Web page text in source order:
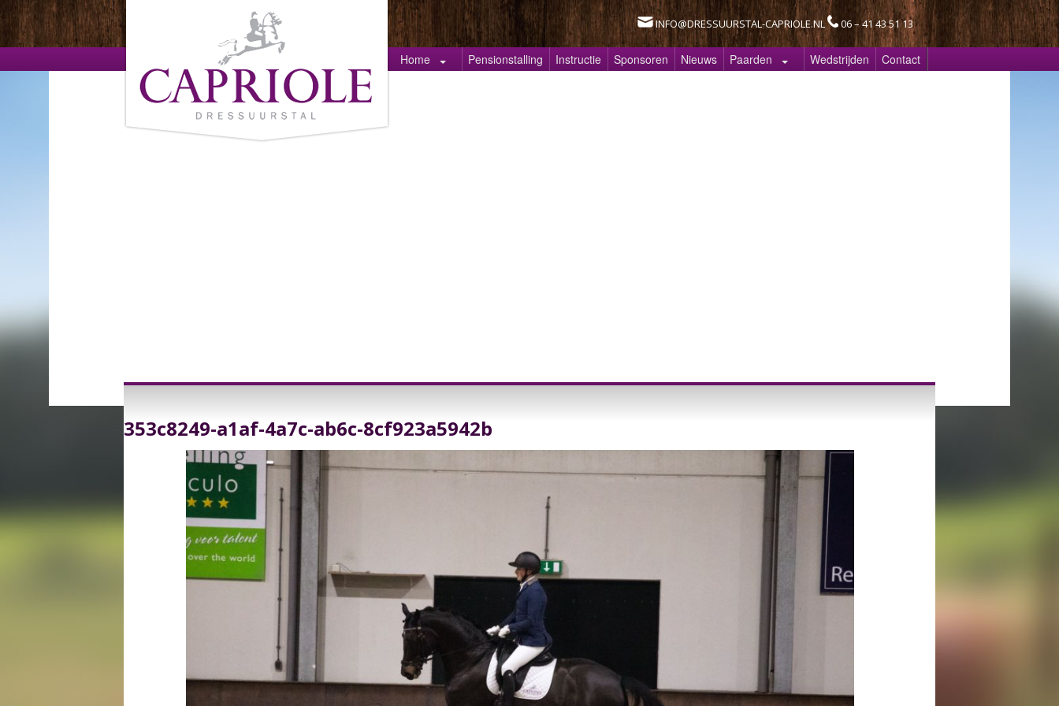
INFO@DRESSUURSTAL-CAPRIOLE.NL 06 – 41 43 51 13
Home Pensionstalling Instructie Sponsoren Nieuws Paarden Wedstrijden Contact
353c8249-a1af-4a7c-ab6c-8cf923a5942b